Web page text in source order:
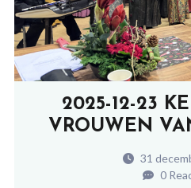
2025-12-23
VROUWEN
31
0